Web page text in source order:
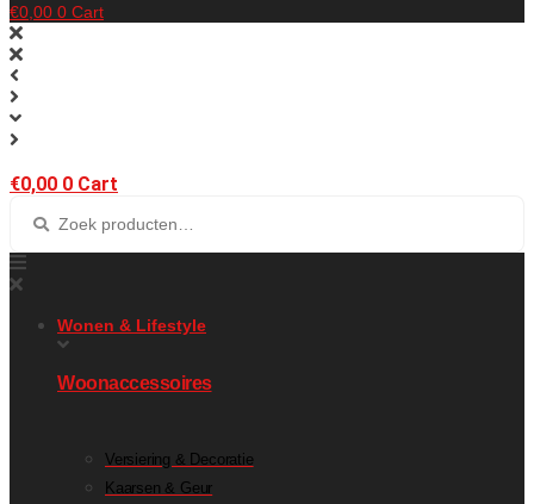
€0,00 0 Cart
€0,00 0 Cart
Wonen & Lifestyle
Woonaccessoires
Versiering & Decoratie
Kaarsen & Geur